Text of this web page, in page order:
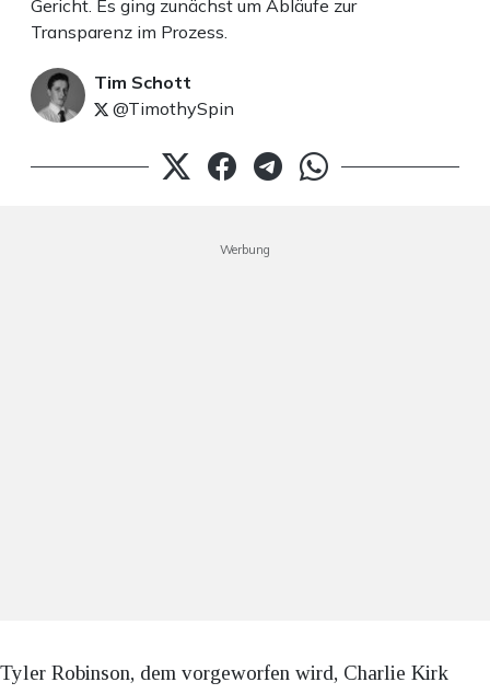
Gericht. Es ging zunächst um Abläufe zur
Transparenz im Prozess.
Tim Schott
@TimothySpin
Werbung
Tyler Robinson, dem vorgeworfen wird, Charlie Kirk